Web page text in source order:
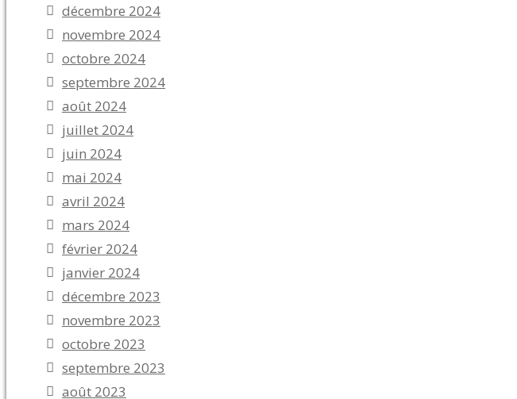
décembre 2024
novembre 2024
octobre 2024
septembre 2024
août 2024
juillet 2024
juin 2024
mai 2024
avril 2024
mars 2024
février 2024
janvier 2024
décembre 2023
novembre 2023
octobre 2023
septembre 2023
août 2023